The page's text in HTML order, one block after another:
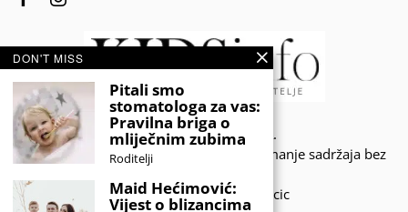
© 2020 - KIDSINFO.BA.
Sva prava zadržana. Zabranjeno preuzimanje sadržaja bez
Developed by Amar SIjercic
DON'T MISS
Pitali smo
stomatologa za vas:
Pravilna briga o
mliječnim zubima
Roditelji
Maid Hećimović:
Vijest o blizancima